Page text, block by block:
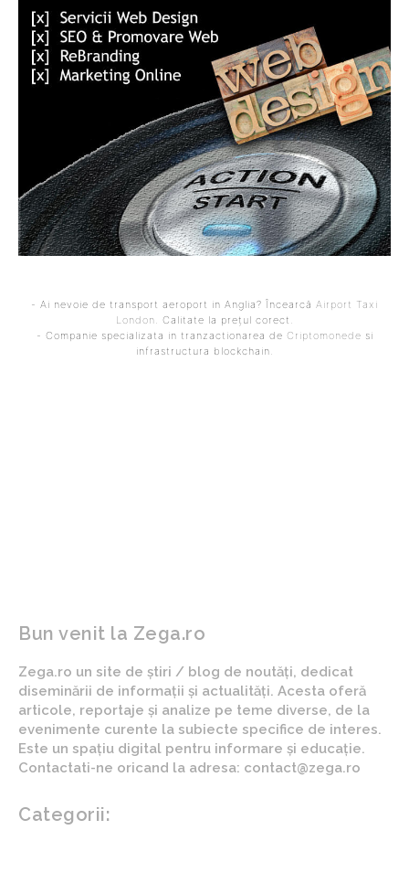
- Ai nevoie de transport aeroport in Anglia? Încearcă Airport Taxi
London . Calitate la prețul corect.
- Companie specializata in tranzactionarea de Criptomonede si
infrastructura blockchain.
Bun venit la Zega.ro
Zega.ro un site de știri / blog de noutăți, dedicat
diseminării de informații și actualități. Acesta oferă
articole, reportaje și analize pe teme diverse, de la
evenimente curente la subiecte specifice de interes.
Este un spațiu digital pentru informare și educație.
Contactati-ne oricand la adresa: contact@zega.ro
Categorii: